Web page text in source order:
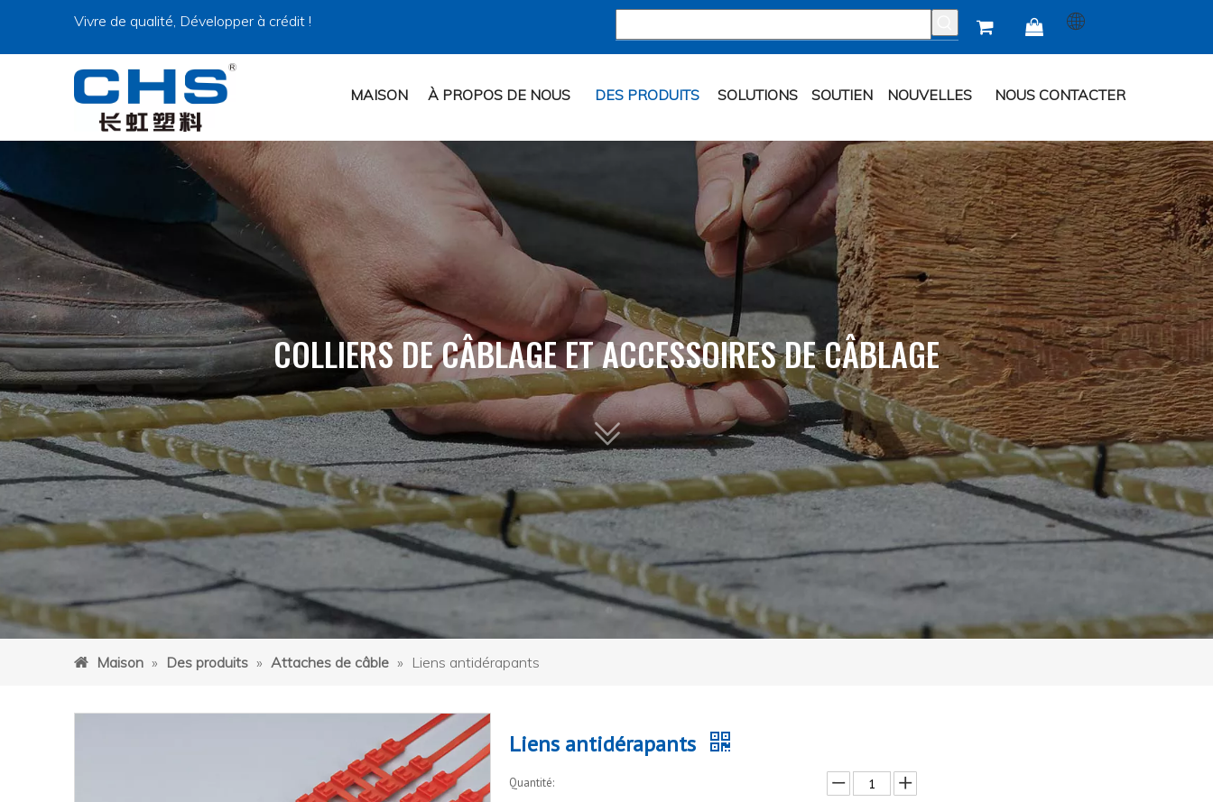
Vivre de qualité, Développer à crédit !  
MAISON À PROPOS DE NOUS DES PRODUITS SOLUTIONS SOUTIEN NOUVELLES NOUS CONTACTER
COLLIERS DE CÂBLAGE ET ACCESSOIRES DE CÂBLAGE
Maison » Des produits » Attaches de câble » Liens antidérapants
Liens antidérapants
Quantité: